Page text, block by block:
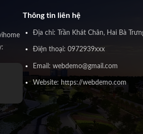
Thông tin liên hệ
Địa chỉ: Trần Khát Chân, Hai Bà
Điện thoại: 0972939xxx
Email: webdemo@gmail.com
Website: https://webdemo.com